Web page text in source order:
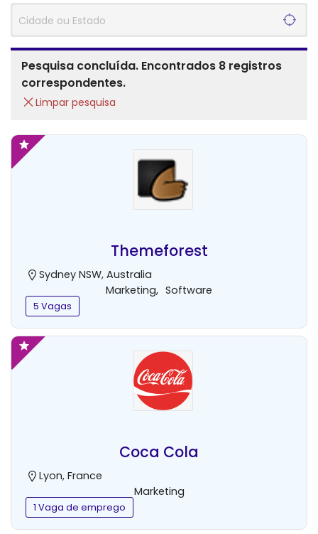
Pesquisa concluída. Encontrados 8 registros
correspondentes.
Limpar pesquisa
Themeforest
Sydney NSW, Australia
Marketing, Software
5 Vagas
Coca Cola
Lyon, France
Marketing
1 Vaga de emprego